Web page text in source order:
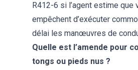
R412-6 si l’agent estime que
empêchent d’exécuter
délai les manœuvres de
Quelle est l’amende pour
tongs ou pieds nus ?